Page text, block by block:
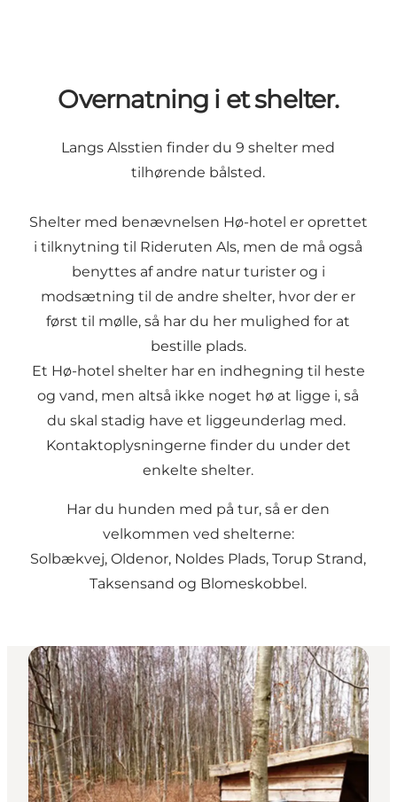
Overnatning i et shelter.
Langs Alsstien finder du 9 shelter med
tilhørende bålsted.
Shelter med benævnelsen Hø-hotel er oprettet
i tilknytning til Rideruten Als, men de må også
benyttes af andre natur turister og i
modsætning til de andre shelter, hvor der er
først til mølle, så har du her mulighed for at
bestille plads.
Et Hø-hotel shelter har en indhegning til heste
og vand, men altså ikke noget hø at ligge i, så
du skal stadig have et liggeunderlag med.
Kontaktoplysningerne finder du under det
enkelte shelter.
Har du hunden med på tur, så er den
velkommen ved shelterne:
Solbækvej, Oldenor, Noldes Plads, Torup Strand,
Taksensand og Blomeskobbel.